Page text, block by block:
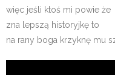
więc jeśli ktoś mi powie że
zna lepszą historyjkę to
na rany boga krzyknę mu